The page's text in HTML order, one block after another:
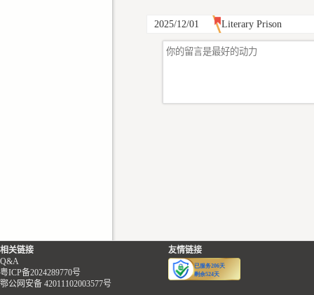
2025/12/01 Literary Prison
相关链接
Q&A
粤ICP备2024289770号
鄂公网安备 42011102003577号
友情链接